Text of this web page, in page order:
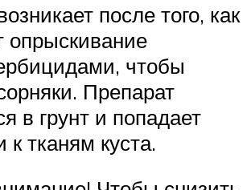
после того, как
опрыскивание
чтобы
Препарат
в грунт и попадает
к тканям куста.